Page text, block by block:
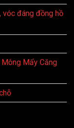
vóc đáng đồng hồ
Mẩy Căng